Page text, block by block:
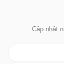
Cập nhật